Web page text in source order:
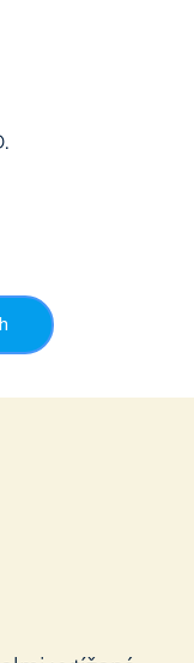
z
(klinický